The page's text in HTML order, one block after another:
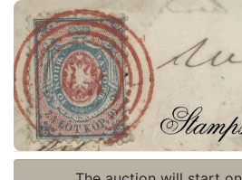
Register
Login